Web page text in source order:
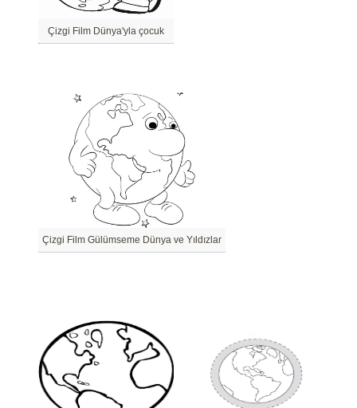
Çizgi Film Dünya'yla çocuk
Çizgi Film Gülümseme Dünya ve Yıldızlar